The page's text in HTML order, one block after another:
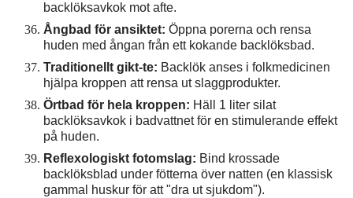
backlöksavkok mot afte.
Ångbad för ansiktet: Öppna porerna och rensa
huden med ångan från ett kokande backlöksbad.
Traditionellt gikt-te: Backlök anses i folkmedicinen
hjälpa kroppen att rensa ut slaggprodukter.
Örtbad för hela kroppen: Häll 1 liter silat
backlöksavkok i badvattnet för en stimulerande effekt
på huden.
Reflexologiskt fotomslag: Bind krossade
backlöksblad under fötterna över natten (en klassisk
gammal huskur för att "dra ut sjukdom").